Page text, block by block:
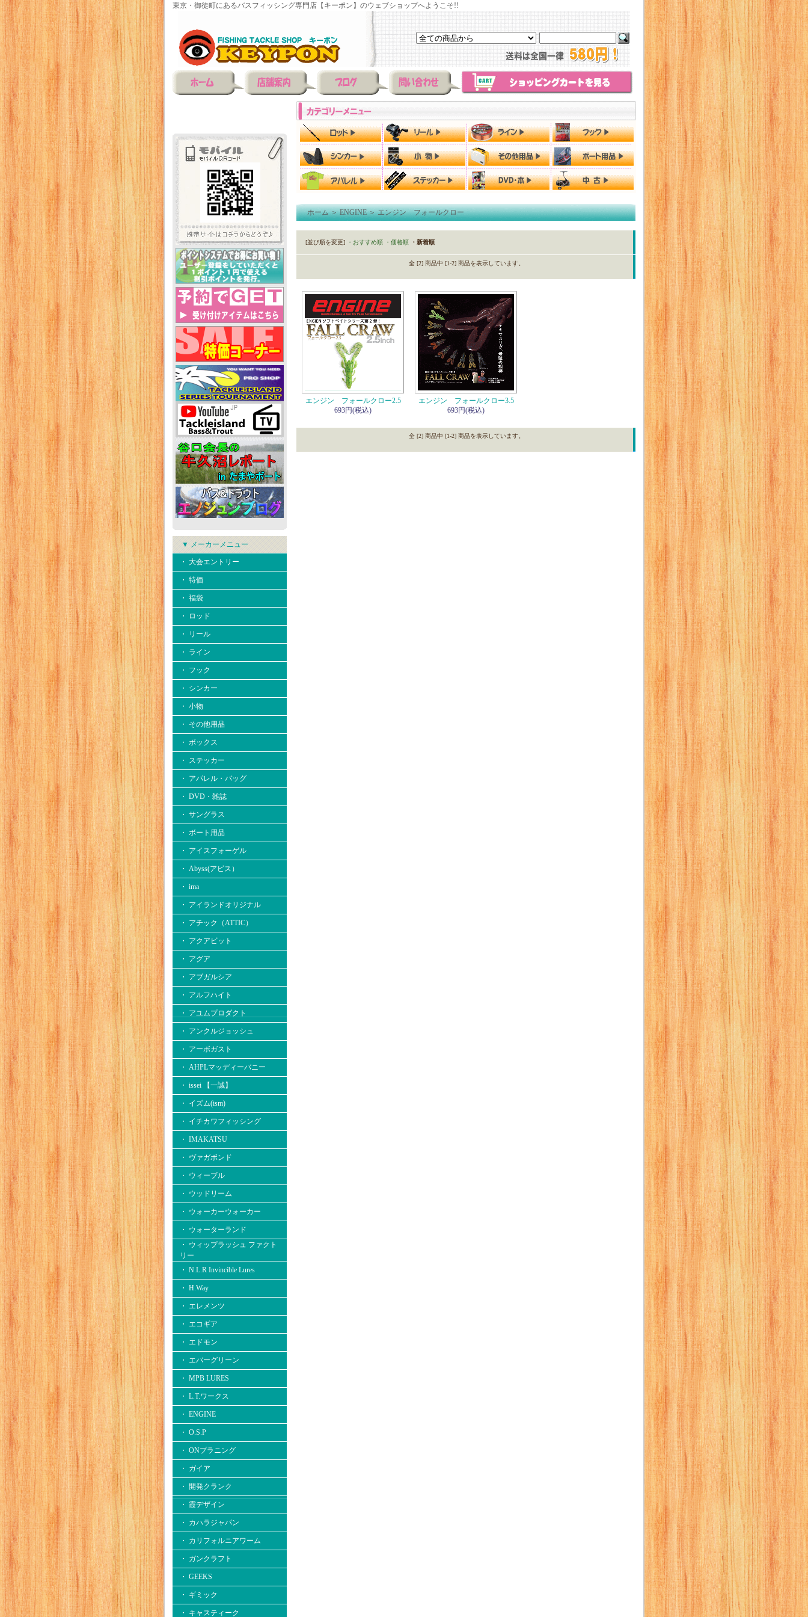
東京・御徒町にあるバスフィッシング専門店【キーポン】のウェブショップへようこそ!!
▼ メーカーメニュー
・ 大会エントリー
・ 特価
・ 福袋
・ ロッド
・ リール
・ ライン
・ フック
・ シンカー
・ 小物
・ その他用品
・ ボックス
・ ステッカー
・ アパレル・バッグ
・ DVD・雑誌
・ サングラス
・ ボート用品
・ アイスフォーゲル
・ Abyss(アビス）
・ ima
・ アイランドオリジナル
・ アチック（ATTIC）
・ アクアビット
・ アグア
・ アブガルシア
・ アルフハイト
・ アユムプロダクト
・ アンクルジョッシュ
・ アーボガスト
・ AHPLマッディーバニー
・ issei 【一誠】
・ イズム(ism)
・ イチカワフィッシング
・ IMAKATSU
・ ヴァガボンド
・ ウィーブル
・ ウッドリーム
・ ウォーカーウォーカー
・ ウォーターランド
・ ウィップラッシュ ファクト
リー
・ N.L.R Invincible Lures
・ H.Way
・ エレメンツ
・ エコギア
・ エドモン
・ エバーグリーン
・ MPB LURES
・ L.T.ワークス
・ ENGINE
・ O.S.P
・ ONプラニング
・ ガイア
・ 開発クランク
・ 霞デザイン
・ カハラジャパン
・ カリフォルニアワーム
・ ガンクラフト
・ GEEKS
・ ギミック
・ キャスティーク
ホーム＞ENGINE＞エンジン フォールクロー
[並び順を変更] ・おすすめ順 ・価格順 ・新着順
全 [2] 商品中 [1-2] 商品を表示しています。
エンジン フォールクロー2.5
693円(税込)
エンジン フォールクロー3.5
693円(税込)
全 [2] 商品中 [1-2] 商品を表示しています。